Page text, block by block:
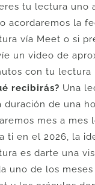
tu lectura uno
acordaremos la
vía Meet o si
un video de
con tu lectura
recibirás? Una
duración de una
mes a mes
ti en el 2026, la
es darte una
uno de los